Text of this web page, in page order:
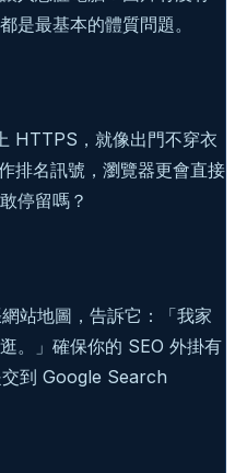
是最基本的體質問題。
HTTPS，就像出門不穿衣
排名訊號，瀏覽器更會直接
停留嗎？
站地圖，告訴它：「我家
。」確保你的 SEO 外掛有
到 Google Search